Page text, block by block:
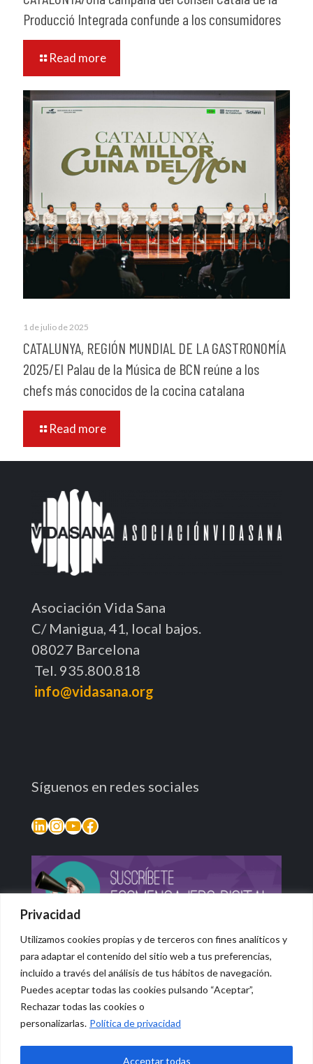
Privacidad
Utilizamos cookies propias y de terceros con fines analíticos y
para adaptar el contenido del sitio web a tus preferencias,
incluido a través del análisis de tus hábitos de navegación.
Puedes aceptar todas las cookies pulsando “Aceptar”,
Rechazar todas las cookies o
personalizarlas. Política de privacidad
Acceptar todas
Producció Integrada confunde a los consumidores
Read more
1 de julio de 2025
CATALUNYA, REGIÓN MUNDIAL DE LA GASTRONOMÍA
2025/El Palau de la Música de BCN reúne a los
chefs más conocidos de la cocina catalana
Read more
Asociación Vida Sana
C/ Manigua, 41, local bajos.
08027 Barcelona
Tel. 935.800.818
info@vidasana.org
Síguenos en redes sociales
LinkedIn
Instagram
YouTube
Facebook
© 2026 Vidasana | All Rights Reserved
Aviso legal
Política de privacidad